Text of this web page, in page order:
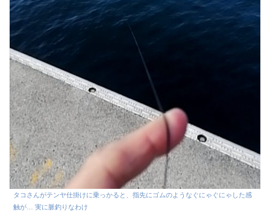
タコさんがテンヤ仕掛けに乗っかると、指先にゴムのようなぐにゃぐにゃした感
触が… 実に脈釣りなわけ